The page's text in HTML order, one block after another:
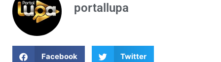
portallupa
Facebook Twitter